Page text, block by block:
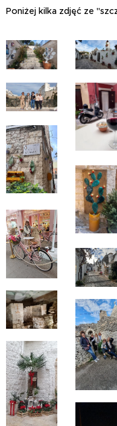
Poniżej kilka zdjęć ze